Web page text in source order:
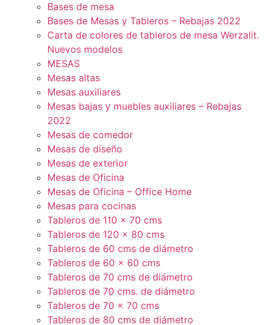
Bases de mesa
Bases de Mesas y Tableros – Rebajas 2022
Carta de colores de tableros de mesa Werzalit.
Nuevos modelos
MESAS
Mesas altas
Mesas auxiliares
Mesas bajas y muebles auxiliares – Rebajas
2022
Mesas de comedor
Mesas de diseño
Mesas de exterior
Mesas de Oficina
Mesas de Oficina – Office Home
Mesas para cocinas
Tableros de 110 x 70 cms
Tableros de 120 x 80 cms
Tableros de 60 cms de diámetro
Tableros de 60 x 60 cms
Tableros de 70 cms de diámetro
Tableros de 70 cms. de diámetro
Tableros de 70 x 70 cms
Tableros de 80 cms de diámetro